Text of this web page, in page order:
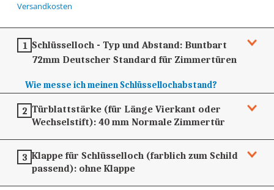
Versandkosten
1 Schlüsselloch - Typ und Abstand: Buntbart
72mm Deutscher Standard für Zimmertüren
Wie messe ich meinen Schlüssellochabstand?
2 Türblattstärke (für Länge Vierkant oder
Wechselstift):40 mm Normale Zimmertür
3 Klappe für Schlüsselloch (farblich zum Schild
passend): ohne Klappe